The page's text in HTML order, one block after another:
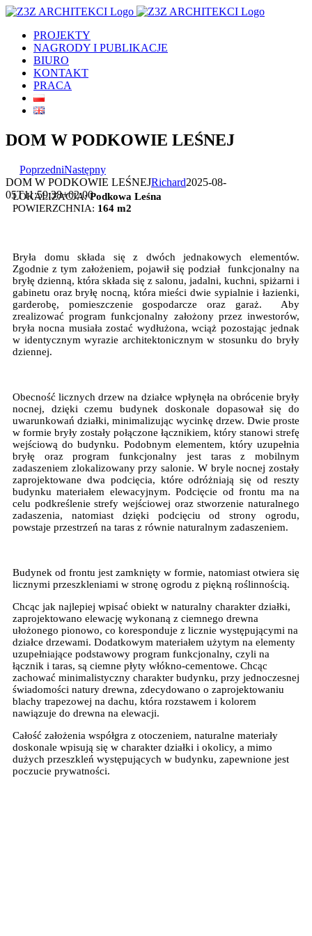
Skip
contentPROJEKTY
NAGRODY I PUBLIKACJE
BIURO
KONTAKT
PRACA
DOM W PODKOWIE LEŚNEJ
PoprzedniNastępny
DOM W PODKOWIE LEŚNEJRichard2025-08-
05T11:59:38+02:00
LOKALIZACJA:Podkowa Leśna
POWIERZCHNIA: 164 m2
Bryła domu składa się z dwóch jednakowych elementów.
Zgodnie z tym założeniem, pojawił się podział funkcjonalny na
bryłę dzienną, która składa się z salonu, jadalni, kuchni, spiżarni i
gabinetu oraz bryłę nocną, która mieści dwie sypialnie i łazienki,
garderobę, pomieszczenie gospodarcze oraz garaż. Aby
zrealizować program funkcjonalny założony przez inwestorów,
bryła nocna musiała zostać wydłużona, wciąż pozostając jednak
w identycznym wyrazie architektonicznym w stosunku do bryły
dziennej.
Obecność licznych drzew na działce wpłynęła na obrócenie bryły
nocnej, dzięki czemu budynek doskonale dopasował się do
uwarunkowań działki, minimalizując wycinkę drzew. Dwie proste
w formie bryły zostały połączone łącznikiem, który stanowi strefę
wejściową do budynku. Podobnym elementem, który uzupełnia
bryłę oraz program funkcjonalny jest taras z mobilnym
zadaszeniem zlokalizowany przy salonie. W bryle nocnej zostały
zaprojektowane dwa podcięcia, które odróżniają się od reszty
budynku materiałem elewacyjnym. Podcięcie od frontu ma na
celu podkreślenie strefy wejściowej oraz stworzenie naturalnego
zadaszenia, natomiast dzięki podcięciu od strony ogrodu,
powstaje przestrzeń na taras z równie naturalnym zadaszeniem.
Budynek od frontu jest zamknięty w formie, natomiast otwiera się
licznymi przeszkleniami w stronę ogrodu z piękną roślinnością.
Chcąc jak najlepiej wpisać obiekt w naturalny charakter działki,
zaprojektowano elewację wykonaną z ciemnego drewna
ułożonego pionowo, co koresponduje z licznie występującymi na
działce drzewami. Dodatkowym materiałem użytym na elementy
uzupełniające podstawowy program funkcjonalny, czyli na
łącznik i taras, są ciemne płyty włókno-cementowe. Chcąc
zachować minimalistyczny charakter budynku, przy jednoczesnej
świadomości natury drewna, zdecydowano o zaprojektowaniu
blachy trapezowej na dachu, która rozstawem i kolorem
nawiązuje do drewna na elewacji.
Całość założenia współgra z otoczeniem, naturalne materiały
doskonale wpisują się w charakter działki i okolicy, a mimo
dużych przeszkleń występujących w budynku, zapewnione jest
poczucie prywatności.